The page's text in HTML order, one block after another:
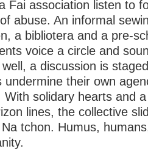
Fai association listen to
abuse. An informal
a bibliotera and a pre-
voice a circle and
a discussion is
undermine their own
With solidary hearts and
lines, the collective
tchon. Humus,